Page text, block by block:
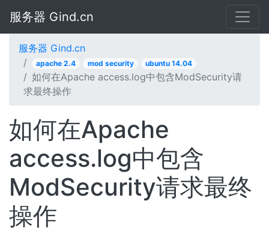
服务器 Gind.cn
服务器 Gind.cn
apache 2.4 mod security ubuntu 14.04
如何在Apache access.log中包含ModSecurity请
求最终操作
如何在Apache
access.log中包含
ModSecurity请求最终
操作